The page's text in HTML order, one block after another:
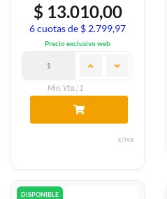
$ 13.010,00
6 cuotas de $ 2.799,97
Precio exclusivo web
Min. Vta.: 1
c/iva
DISPONIBLE